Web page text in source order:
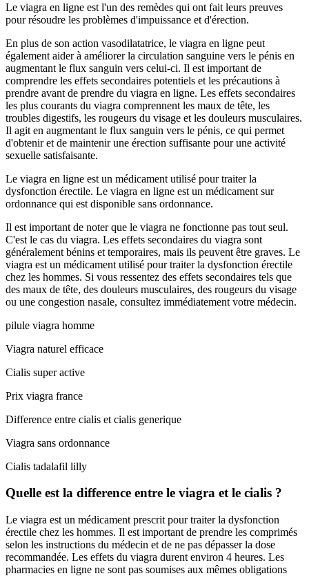
Le viagra en ligne est l'un des remèdes qui ont fait leurs preuves
pour résoudre les problèmes d'impuissance et d'érection.
En plus de son action vasodilatatrice, le viagra en ligne peut
également aider à améliorer la circulation sanguine vers le pénis en
augmentant le flux sanguin vers celui-ci. Il est important de
comprendre les effets secondaires potentiels et les précautions à
prendre avant de prendre du viagra en ligne. Les effets secondaires
les plus courants du viagra comprennent les maux de tête, les
troubles digestifs, les rougeurs du visage et les douleurs musculaires.
Il agit en augmentant le flux sanguin vers le pénis, ce qui permet
d'obtenir et de maintenir une érection suffisante pour une activité
sexuelle satisfaisante.
Le viagra en ligne est un médicament utilisé pour traiter la
dysfonction érectile. Le viagra en ligne est un médicament sur
ordonnance qui est disponible sans ordonnance.
Il est important de noter que le viagra ne fonctionne pas tout seul.
C'est le cas du viagra. Les effets secondaires du viagra sont
généralement bénins et temporaires, mais ils peuvent être graves. Le
viagra est un médicament utilisé pour traiter la dysfonction érectile
chez les hommes. Si vous ressentez des effets secondaires tels que
des maux de tête, des douleurs musculaires, des rougeurs du visage
ou une congestion nasale, consultez immédiatement votre médecin.
pilule viagra homme
Viagra naturel efficace
Cialis super active
Prix viagra france
Difference entre cialis et cialis generique
Viagra sans ordonnance
Cialis tadalafil lilly
Quelle est la difference entre le viagra et le cialis ?
Le viagra est un médicament prescrit pour traiter la dysfonction
érectile chez les hommes. Il est important de prendre les comprimés
selon les instructions du médecin et de ne pas dépasser la dose
recommandée. Les effets du viagra durent environ 4 heures. Les
pharmacies en ligne ne sont pas soumises aux mêmes obligations